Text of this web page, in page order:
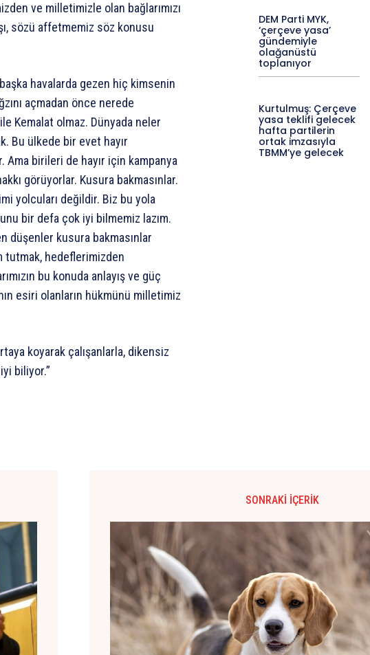
ve milletimizle olan bağlarımızı
sözü affetmemiz söz konusu
havalarda gezen hiç kimsenin
açmadan önce nerede
Kemalat olmaz. Dünyada neler
Bu ülkede bir evet hayır
Ama birileri de hayır için kampanya
görüyorlar. Kusura bakmasınlar.
yolcuları değildir. Biz bu yola
bir defa çok iyi bilmemiz lazım.
düşenler kusura bakmasınlar
tutmak, hedeflerimizden
bu konuda anlayış ve güç
esiri olanların hükmünü milletimiz
koyarak çalışanlarla, dikensiz
biliyor.”
DEM Parti MYK,
‘çerçeve yasa’
gündemiyle
olağanüstü
toplanıyor
Kurtulmuş: Çerçeve
yasa teklifi gelecek
hafta partilerin
ortak imzasıyla
TBMM’ye gelecek
SONRAKI İÇERIK